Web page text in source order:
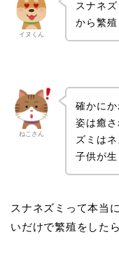
イヌくん
スナネ
から繁
ねこさん
確かに
姿は癒
ズミは
子供が生
スナネズミって本当
いだけで繁殖をした